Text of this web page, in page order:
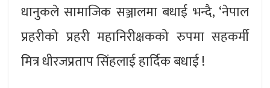
धानुकले सामाजिक सञ्जालमा बधाई भन्दै, ‘नेपाल
प्रहरीको प्रहरी महानिरीक्षकको रुपमा सहकर्मी
मित्र धीरजप्रताप सिंहलाई हार्दिक बधाई !